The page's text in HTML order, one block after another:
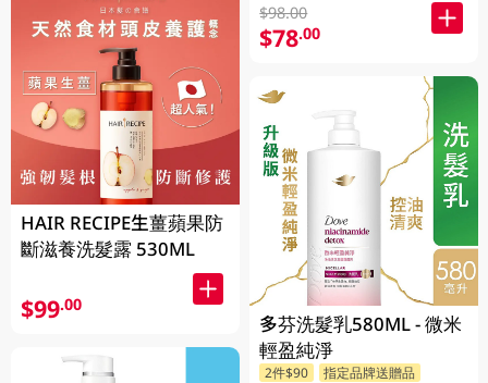
HAIR RECIPE生薑蘋果防
斷滋養洗髮露 530ML
$99.00
$98.00
$78.00
多芬洗髮乳580ML - 微米
輕盈純淨
2件$90 指定品牌送贈品